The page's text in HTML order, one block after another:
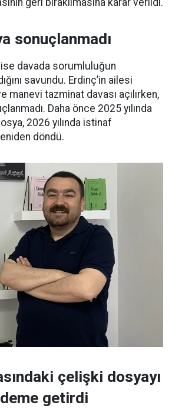
sonuçlanmadı
davada sorumluluğun
savundu. Erdinç’in ailesi
manevi tazminat davası açılırken,
Daha önce 2025 yılında
2026 yılında istinaf
döndü.
çelişki dosyayı
getirdi